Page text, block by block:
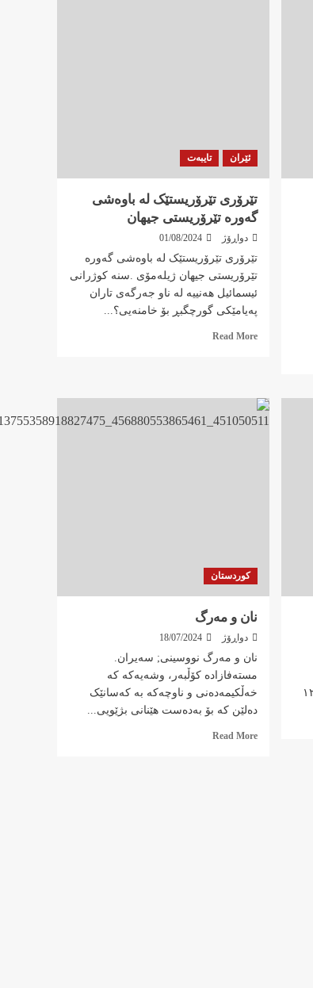
ئێران تایبەت
تێرۆری تێرۆریستێک لە باوەشی
گەورە تێرۆریستی جیهان
دواڕۆژ 01/08/2024
تێرۆری تێرۆریستێک لە باوەشی گەورە
تێرۆریستی جیهان ژیلەمۆی .سنە کوژرانی
ئیسمائیل هەنییە لە ناو جەرگەی تاران
پەیامێکی گورچگبڕ بۆ خامنەیی؟...
Read More
Read
باوەشی
کوردستان
نان و مەرگ
دواڕۆژ 18/07/2024
نان و مەرگ نووسینی; سەیران.
مستەفازادە کۆڵبەر، وشەیەکە کە
خەڵكیمەدەنی و ناوچەکە بە کەسانێک
دەلێن کە بۆ بەدەست ھێنانی بژێویی...
Read More
Read